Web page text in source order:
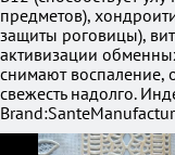
предметов),
защиты роговицы),
активизации
снимают воспаление,
свежесть надолго.
Brand:Sante